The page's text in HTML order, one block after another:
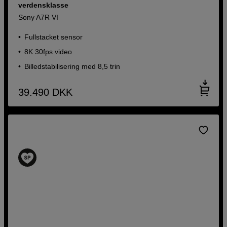
verdensklasse
Sony A7R VI
Fullstacket sensor
8K 30fps video
Billedstabilisering med 8,5 trin
39.490 DKK